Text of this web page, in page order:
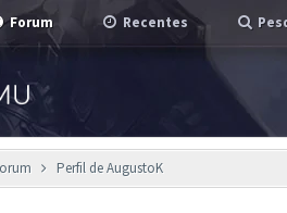
Forum Recentes
Perfil de AugustoK